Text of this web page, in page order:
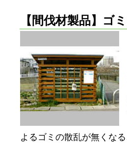
【間伐材製品】ゴ
よるゴミの散乱が無くな